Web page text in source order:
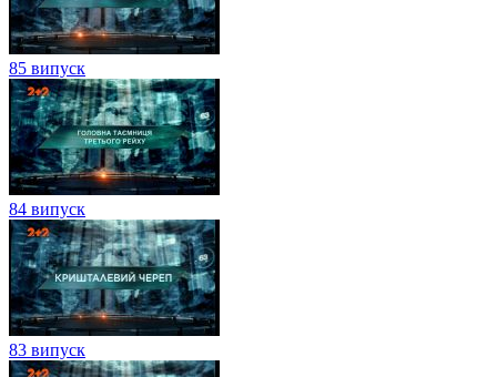
85 випуск
84 випуск
83 випуск